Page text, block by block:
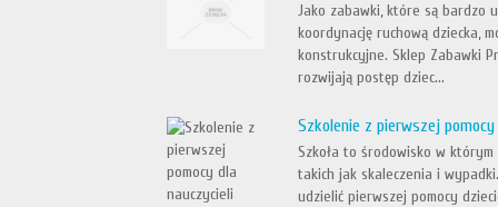
Jako zabawki, które są bardzo
koordynację ruchową dziecka,
konstrukcyjne. Sklep Zabawki
rozwijają postęp dziec...
Szkolenie z pierwszej
Szkoła to środowisko w
takich jak skaleczenia i
udzielić pierwszej pomocy